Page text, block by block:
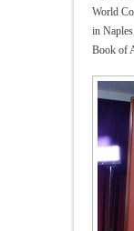
World
in
Book of